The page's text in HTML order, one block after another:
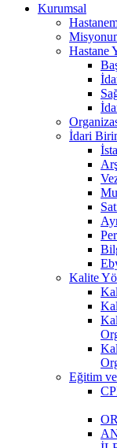
Kurumsal
Hastane
İdari
Kalite
Eğitim ve